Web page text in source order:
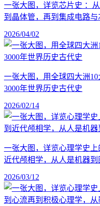
一张大图，详览芯片史 ：
到晶体管，再到集成电路与
2026/04/02
一张大图，用全球四大洲
3000年世界历史古代史
2026/02/14
一张大图，详览心理学史
近代颅相学，从人是机器到
2026/03/12